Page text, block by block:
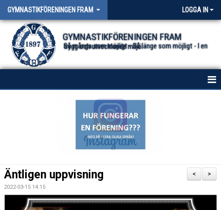
GYMNASTIKFÖRENINGEN FRAM LOGGA IN
GYMNASTIKFÖRENINGEN FRAM
Så många som möjligt - Så länge som möjligt - I en trygg och utvecklande miljö.
NYHETER FÖR ALLA TRUPPER
>
<
Äntligen uppvisning
2022-03-15 14:15